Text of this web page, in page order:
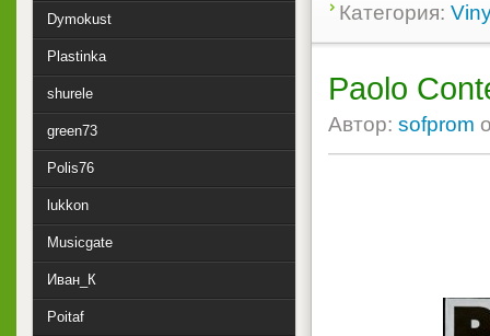
Категория:
Paolo
Автор: sofprom
Dymokust
Plastinka
shurele
green73
Polis76
lukkon
Musicgate
Иван_К
Poitaf